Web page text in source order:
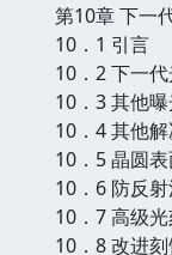
第10章 下一
10．1 引言
10．2 下一
10．3 其他
10．4 其他
10．5 晶圆
10．6 防反
10．7 高级
10．8 改进